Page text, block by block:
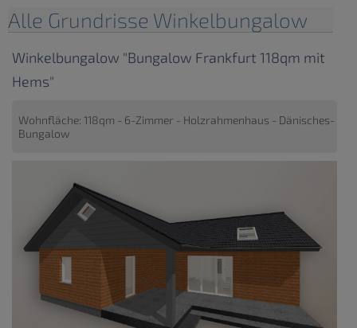
Alle Grundrisse Winkelbungalow
Winkelbungalow "Bungalow Frankfurt 118qm mit
Hems"
Wohnfläche: 118qm - 6-Zimmer - Holzrahmenhaus - Dänisches-
Bungalow